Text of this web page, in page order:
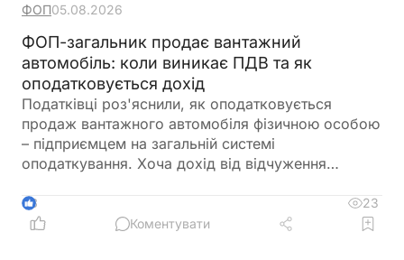
ФОП05.08.2026
ФОП-загальник продає вантажний
автомобіль: коли виникає ПДВ та як
оподатковується дохід
Податківці роз'яснили, як оподатковується
продаж вантажного автомобіля фізичною особою
– підприємцем на загальній системі
оподаткування. Хоча дохід від відчуження
правилами, встановленими для фізичних осіб,
якщо автомобіль використовувався у
3
23
Коментувати